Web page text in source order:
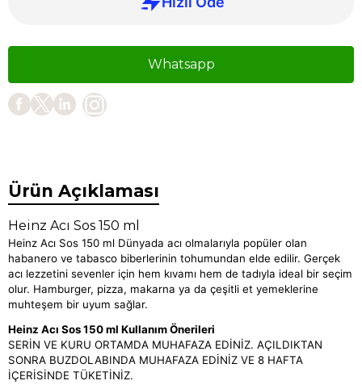
Whatsapp
Ürün Açıklaması
Heinz Acı Sos 150 ml
Heinz Acı Sos 150 ml Dünyada acı olmalarıyla popüler olan
habanero ve tabasco biberlerinin tohumundan elde edilir. Gerçek
acı lezzetini sevenler için hem kıvamı hem de tadıyla ideal bir seçim
olur. Hamburger, pizza, makarna ya da çeşitli et yemeklerine
muhteşem bir uyum sağlar.
Heinz Acı Sos 150 ml Kullanım Önerileri
SERİN VE KURU ORTAMDA MUHAFAZA EDİNİZ. AÇILDIKTAN
SONRA BUZDOLABINDA MUHAFAZA EDİNİZ VE 8 HAFTA
İÇERİSİNDE TÜKETİNİZ.